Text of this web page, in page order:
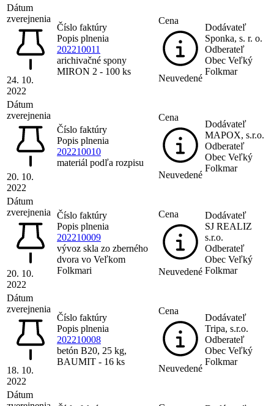
Dátum
zverejnenia
24. 10.
2022
Číslo faktúry
Popis plnenia
202210011
arichivačné spony
MIRON 2 - 100 ks
Cena
Neuvedené
Dodávateľ
Sponka, s. r. o.
Odberateľ
Obec Veľký
Folkmar
Dátum
zverejnenia
20. 10.
2022
Číslo faktúry
Popis plnenia
202210010
materiál podľa rozpisu
Cena
Neuvedené
Dodávateľ
MAPOX, s.r.o.
Odberateľ
Obec Veľký
Folkmar
Dátum
zverejnenia
20. 10.
2022
Číslo faktúry
Popis plnenia
202210009
vývoz skla zo zberného
dvora vo Veľkom
Folkmari
Cena
Neuvedené
Dodávateľ
SJ REALIZ
s.r.o.
Odberateľ
Obec Veľký
Folkmar
Dátum
zverejnenia
18. 10.
2022
Číslo faktúry
Popis plnenia
202210008
betón B20, 25 kg,
BAUMIT - 16 ks
Cena
Neuvedené
Dodávateľ
Tripa, s.r.o.
Odberateľ
Obec Veľký
Folkmar
Dátum